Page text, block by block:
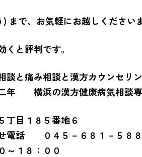
まで、お気軽にお越しください
と評判です。
談と痛み相談と漢方カウンセリ
横浜の漢方健康病気相談専
目１８５番地６
電話 ０４５－６８１－５８
１８：００